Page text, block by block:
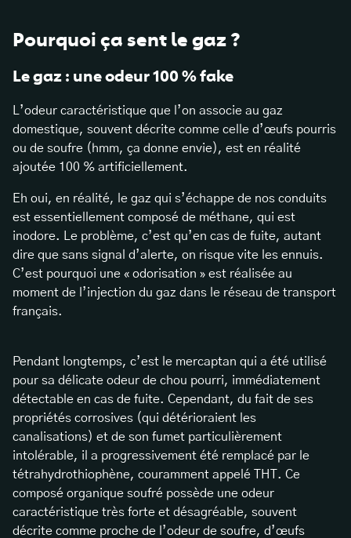
Pourquoi ça sent le gaz ?
Le gaz : une odeur 100 % fake
L’odeur caractéristique que l’on associe au gaz
domestique, souvent décrite comme celle d’œufs pourris
ou de soufre (hmm, ça donne envie), est en réalité
ajoutée 100 % artificiellement.
Eh oui, en réalité, le gaz qui s’échappe de nos conduits
est essentiellement composé de méthane, qui est
inodore. Le problème, c’est qu’en cas de fuite, autant
dire que sans signal d’alerte, on risque vite les ennuis.
C’est pourquoi une « odorisation » est réalisée au
moment de l’injection du gaz dans le réseau de transport
français.
Pendant longtemps, c’est le mercaptan qui a été utilisé
pour sa délicate odeur de chou pourri, immédiatement
détectable en cas de fuite. Cependant, du fait de ses
propriétés corrosives (qui détérioraient les
canalisations) et de son fumet particulièrement
intolérable, il a progressivement été remplacé par le
tétrahydrothiophène, couramment appelé THT. Ce
composé organique soufré possède une odeur
caractéristique très forte et désagréable, souvent
décrite comme proche de l’odeur de soufre, d’œufs